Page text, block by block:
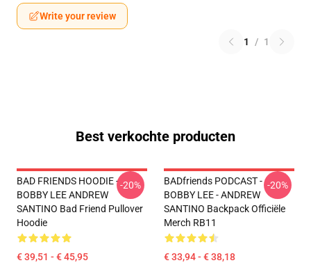
Write your review
1 / 1
Best verkochte producten
BAD FRIENDS HOODIE -
BOBBY LEE ANDREW
SANTINO Bad Friend Pullover
Hoodie
€ 39,51 - € 45,95
-20%
BADfriends PODCAST -
BOBBY LEE - ANDREW
SANTINO Backpack Officiële
Merch RB11
€ 33,94 - € 38,18
-20%